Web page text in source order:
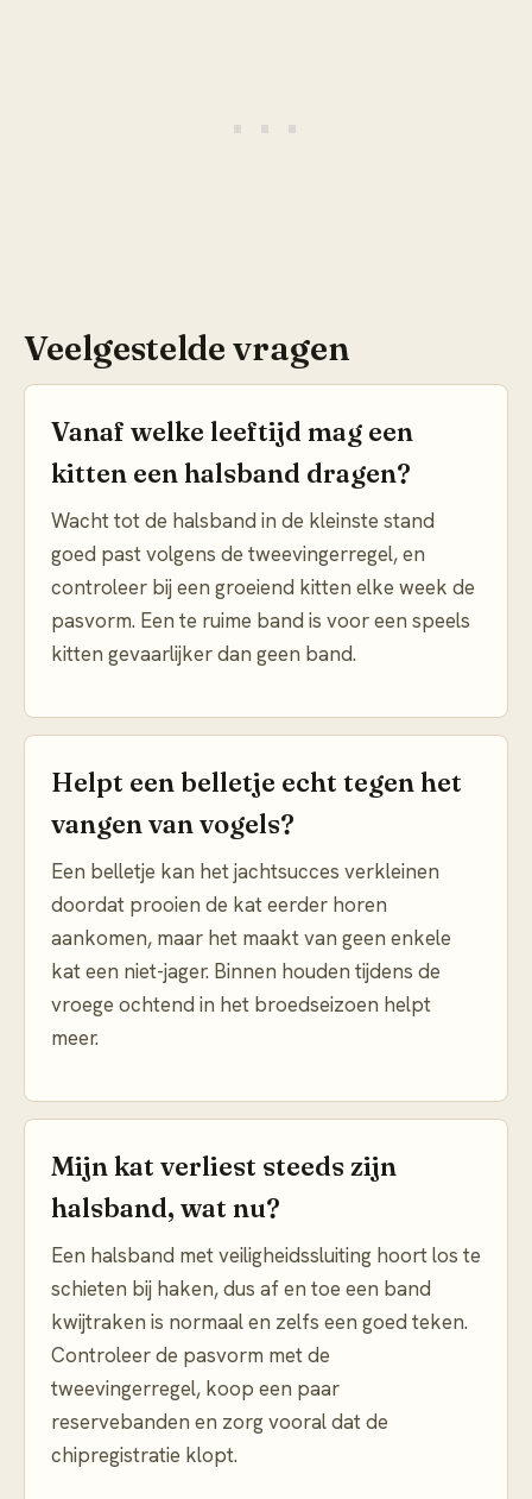
Veelgestelde vragen
Vanaf welke leeftijd mag een
kitten een halsband dragen?
Wacht tot de halsband in de kleinste stand
goed past volgens de tweevingerregel, en
controleer bij een groeiend kitten elke week de
pasvorm. Een te ruime band is voor een speels
kitten gevaarlijker dan geen band.
Helpt een belletje echt tegen het
vangen van vogels?
Een belletje kan het jachtsucces verkleinen
doordat prooien de kat eerder horen
aankomen, maar het maakt van geen enkele
kat een niet-jager. Binnen houden tijdens de
vroege ochtend in het broedseizoen helpt
meer.
Mijn kat verliest steeds zijn
halsband, wat nu?
Een halsband met veiligheidssluiting hoort los te
schieten bij haken, dus af en toe een band
kwijtraken is normaal en zelfs een goed teken.
Controleer de pasvorm met de
tweevingerregel, koop een paar
reservebanden en zorg vooral dat de
chipregistratie klopt.